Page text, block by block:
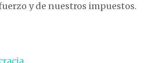
y de nuestros impuestos.